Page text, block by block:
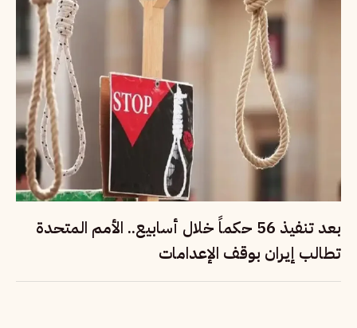
بعد تنفيذ 56 حكماً خلال أسابيع.. الأمم المتحدة
تطالب إيران بوقف الإعدامات